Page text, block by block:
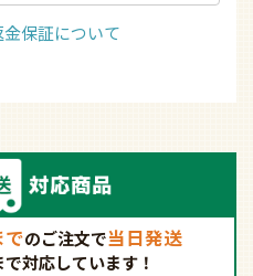
保証について
でのご注文で当日発送
対応しています！